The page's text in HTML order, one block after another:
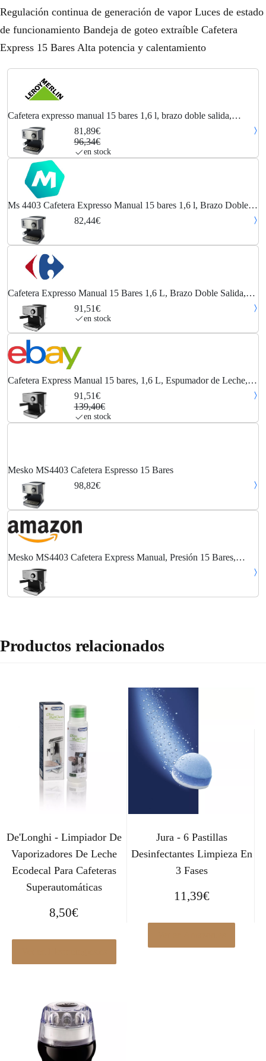
Regulación continua de generación de vapor Luces de estado
de funcionamiento Bandeja de goteo extraíble Cafetera
Express 15 Bares Alta potencia y calentamiento
Cafetera expresso manual 15 bares 1,6 l, brazo doble salida,
espumador leche, calientatazas, mesko, plata, 850, ms 4403
81,89€
96,34€
en stock
Ms 4403 Cafetera Expresso Manual 15 bares 1,6 l, Brazo Doble
Salida, Espumador Leche, Calientatazas 850W Plata - Plata -
Mesko
82,44€
Cafetera Expresso Manual 15 Bares 1,6 L, Brazo Doble Salida,
Espumador Leche, Calientatazas Plata 850w Mesko Ms 4403
91,51€
en stock
Cafetera Express Manual 15 bares, 1,6 L, Espumador de Leche,
Calienta Tazas
91,51€
139,40€
en stock
Mesko MS4403 Cafetera Espresso 15 Bares
98,82€
Mesko MS4403 Cafetera Express Manual, Presión 15 Bares,
Maquina de Café Espresso y Capuccino, Brazo Doble Salida
Vaporizador Espumador Leche, Depósito 1,6L,...
Productos relacionados
De'Longhi - Limpiador De
Vaporizadores De Leche
Ecodecal Para Cafeteras
Superautomáticas
8,50€
Jura - 6 Pastillas
Desinfectantes Limpieza En
3 Fases
11,39€